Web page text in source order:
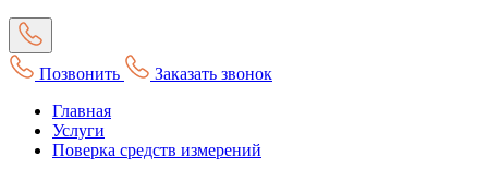
Позвонить
Заказать звонок
Главная
Услуги
Поверка средств измерений